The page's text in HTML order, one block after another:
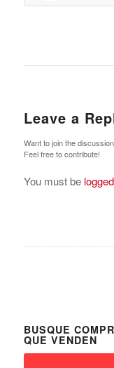
Leave a
Want to join the
Feel free to contribute!
You must be
BUSQUE
QUE VENDEN